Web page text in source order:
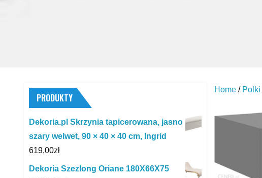
Home / Polki
PRODUKTY
Dekoria.pl Skrzynia tapicerowana, jasno
szary welwet, 90 × 40 × 40 cm, Ingrid
619,00zł
Dekoria Szezlong Oriane 180X66X75